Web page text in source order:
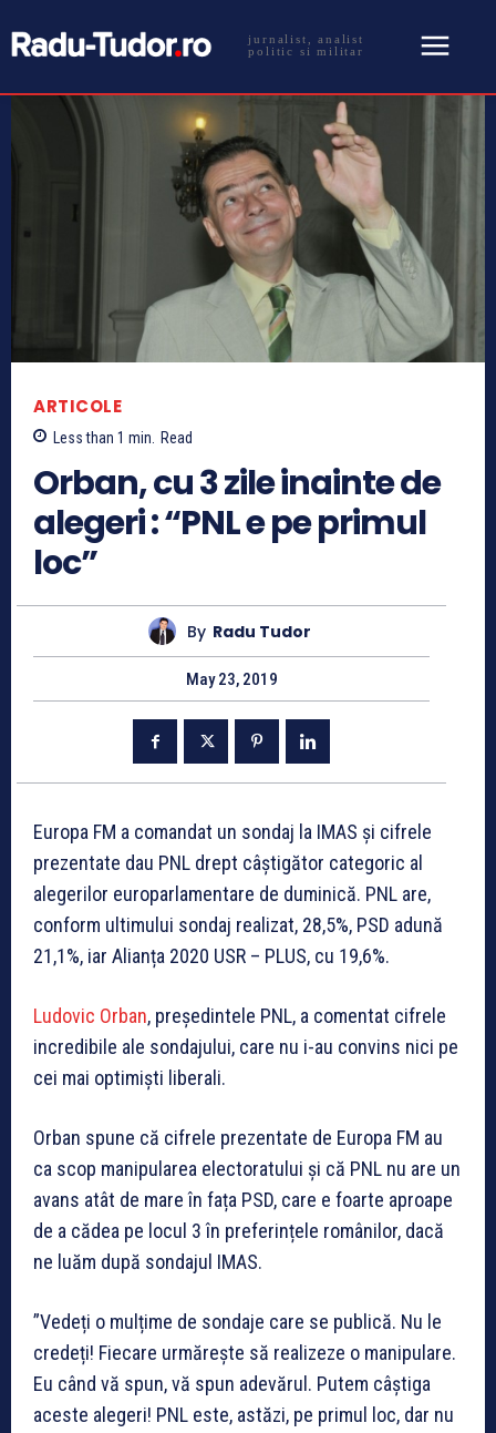
jurnalist, analist
politic si militar
ARTICOLE
Less than 1 min. Read
Orban, cu 3 zile inainte de
alegeri : “PNL e pe primul
loc”
By Radu Tudor
May 23, 2019
Europa FM a comandat un sondaj la IMAS și cifrele
prezentate dau PNL drept câștigător categoric al
alegerilor europarlamentare de duminică. PNL are,
conform ultimului sondaj realizat, 28,5%, PSD adună
21,1%, iar Alianța 2020 USR – PLUS, cu 19,6%.
Ludovic Orban, președintele PNL, a comentat cifrele
incredibile ale sondajului, care nu i-au convins nici pe
cei mai optimiști liberali.
Orban spune că cifrele prezentate de Europa FM au
ca scop manipularea electoratului și că PNL nu are un
avans atât de mare în fața PSD, care e foarte aproape
de a cădea pe locul 3 în preferințele românilor, dacă
ne luăm după sondajul IMAS.
”Vedeți o mulțime de sondaje care se publică. Nu le
credeți! Fiecare urmărește să realizeze o manipulare.
Eu când vă spun, vă spun adevărul. Putem câștiga
aceste alegeri! PNL este, astăzi, pe primul loc, dar nu